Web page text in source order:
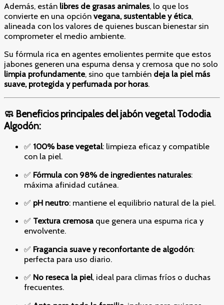
Además, están libres de grasas animales, lo que los
convierte en una opción vegana, sustentable y ética,
alineada con los valores de quienes buscan bienestar sin
comprometer el medio ambiente.
Su fórmula rica en agentes emolientes permite que estos
jabones generen una espuma densa y cremosa que no solo
limpia profundamente, sino que también deja la piel más
suave, protegida y perfumada por horas.
🧼 Beneficios principales del jabón vegetal Tododia
Algodón:
✅ 100% base vegetal: limpieza eficaz y compatible
con la piel.
✅ Fórmula con 98% de ingredientes naturales:
máxima afinidad cutánea.
✅ pH neutro: mantiene el equilibrio natural de la piel.
✅ Textura cremosa que genera una espuma rica y
envolvente.
✅ Fragancia suave y reconfortante de algodón:
perfecta para uso diario.
✅ No reseca la piel, ideal para climas fríos o duchas
frecuentes.